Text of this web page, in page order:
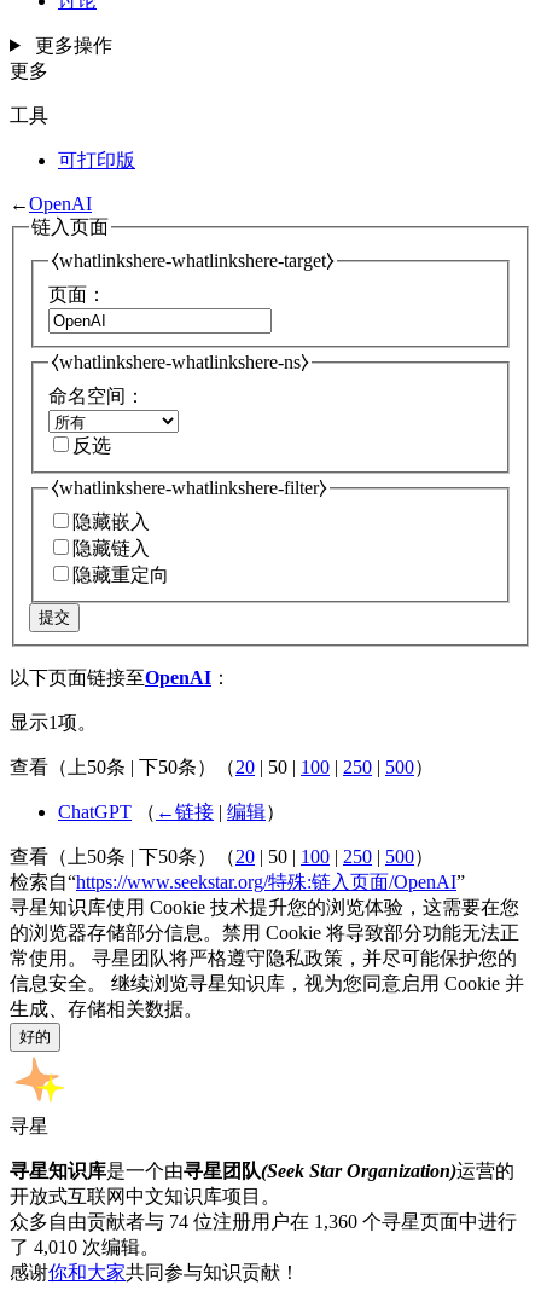
更多操作
更多
工具
可打印版
←OpenAI
链入页面
⧼whatlinkshere-whatlinkshere-target⧽
页面：
⧼whatlinkshere-whatlinkshere-ns⧽
命名空间：
反选
⧼whatlinkshere-whatlinkshere-filter⧽
隐藏嵌入
隐藏链入
隐藏重定向
提交
以下页面链接至OpenAI ：
显示1项。
查看（ 上50条 | 下50条）（20 | 50 | 100 | 250 | 500）
ChatGPT （ ←链接 | 编辑）
查看（ 上50条 | 下50条）（20 | 50 | 100 | 250 | 500）
检索自“https://www.seekstar.org/特殊:链入页面/OpenAI”
寻星知识库使用 Cookie 技术提升您的浏览体验，这需要在您
的浏览器存储部分信息。禁用 Cookie 将导致部分功能无法正
常使用。 寻星团队将严格遵守隐私政策，并尽可能保护您的
信息安全。 继续浏览寻星知识库，视为您同意启用 Cookie 并
生成、存储相关数据。
好的
寻星
寻星知识库是一个由寻星团队(Seek Star Organization)运营的
开放式互联网中文知识库项目。
众多自由贡献者与 74 位注册用户在 1,360 个寻星页面中进行
了 4,010 次编辑。
感谢你和大家共同参与知识贡献！